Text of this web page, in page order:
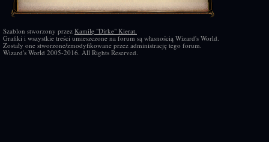
Szablon stworzony przez Kamilę "Dirke" Kierat.
Grafiki i wszystkie treści umieszczone na forum są własnością Wizard's World.
Zostały one stworzone/zmodyfikowane przez administrację tego forum.
Wizard's World 2005-2016. All Rights Reserved.